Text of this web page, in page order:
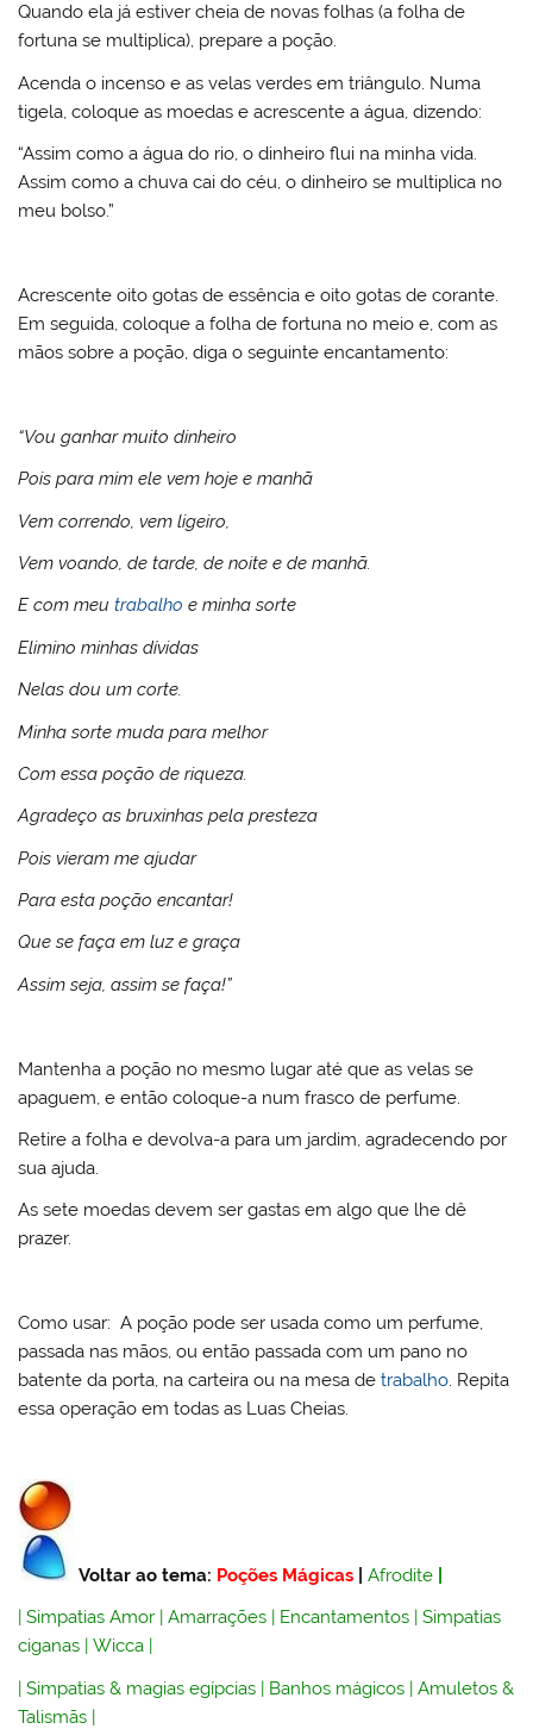
Quando ela já estiver cheia de novas folhas (a folha de
fortuna se multiplica), prepare a poção.
Acenda o incenso e as velas verdes em triângulo. Numa
tigela, coloque as moedas e acrescente a água, dizendo:
“Assim como a água do rio, o dinheiro flui na minha vida.
Assim como a chuva cai do céu, o dinheiro se multiplica no
meu bolso.”
Acrescente oito gotas de essência e oito gotas de corante.
Em seguida, coloque a folha de fortuna no meio e, com as
mãos sobre a poção, diga o seguinte encantamento:
“Vou ganhar muito dinheiro
Pois para mim ele vem hoje e manhã
Vem correndo, vem ligeiro,
Vem voando, de tarde, de noite e de manhã.
E com meutrabalho e minha sorte
Elimino minhas dívidas
Nelas dou um corte.
Minha sorte muda para melhor
Com essa poção de riqueza.
Agradeço as bruxinhas pela presteza
Pois vieram me ajudar
Para esta poção encantar!
Que se faça em luz e graça
Assim seja, assim se faça!”
Mantenha a poção no mesmo lugar até que as velas se
apaguem, e então coloque-a num frasco de perfume.
Retire a folha e devolva-a para um jardim, agradecendo por
sua ajuda.
As sete moedas devem ser gastas em algo que lhe dê
prazer.
Como usar: A poção pode ser usada como um perfume,
passada nas mãos, ou então passada com um pano no
batente da porta, na carteira ou na mesa detrabalho. Repita
essa operação em todas as Luas Cheias.
Voltar ao tema: Poções Mágicas |Afrodite
|Simpatias Amor |Amarrações Encantamentos |Simpatias
ciganas |Wicca
|Simpatias & magias egípcias | Banhos mágicos |Amuletos &
Talismãs |